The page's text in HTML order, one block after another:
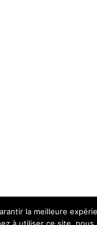
la meilleure